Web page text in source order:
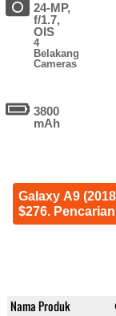
24-MP,
f/1.7,
OIS
4
Belakang
Cameras
3800
mAh
Galaxy A9
$276. Pencarian
Nama Produk